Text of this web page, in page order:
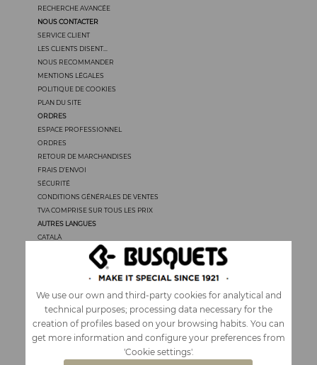
We use our own and third-party cookies for analytical and
technical purposes; processing data necessary for the
creation of profiles based on your browsing habits. You can
get more information and configure your preferences from
'Cookie settings'.
RECHERCHE AVANCÉE
NOUS CONTACTER
SERVICE CLIENT
LES CLIENTS DISENT...
NOUS RECOMMANDER
MENTIONS LÉGALES
POLITIQUE DE COOKIES
PLAN DU SITE
ORDRES
ESPACE PROFESSIONNEL
ORDRES
RETOUR DE MARCHANDISES
FRAIS D’ENVOI
SÉCURITÉ
CONDITIONS GÉNÉRALES DE VENTES
TVA COMPRISE SUR TOUS LES PRIX
AUTRES LANGUES
CATALÀ
ITALIANO